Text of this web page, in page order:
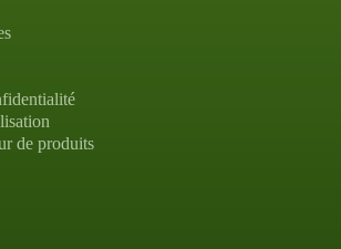
de produits